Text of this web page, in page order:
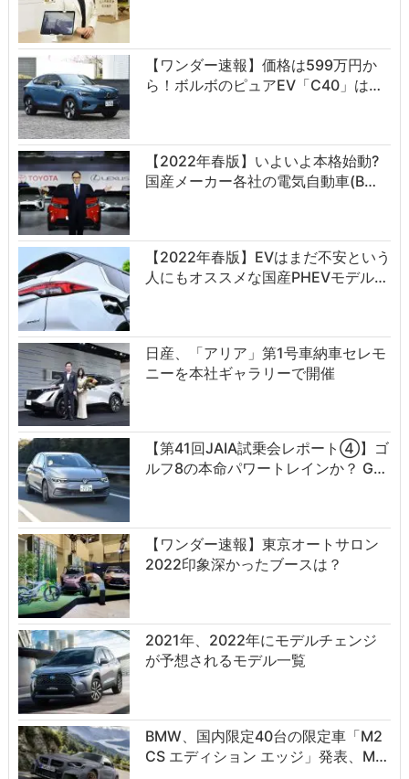
【ワンダー速報】価格は599万円か
ら！ボルボのピュアEV「C40」は…
【2022年春版】いよいよ本格始動?
国産メーカー各社の電気自動車(B…
【2022年春版】EVはまだ不安という
人にもオススメな国産PHEVモデル…
日産、「アリア」第1号車納車セレモ
ニーを本社ギャラリーで開催
【第41回JAIA試乗会レポート④】ゴ
ルフ8の本命パワートレインか？ G…
【ワンダー速報】東京オートサロン
2022印象深かったブースは？
2021年、2022年にモデルチェンジ
が予想されるモデル一覧
BMW、国内限定40台の限定車「M2
CS エディション エッジ」発表、M…